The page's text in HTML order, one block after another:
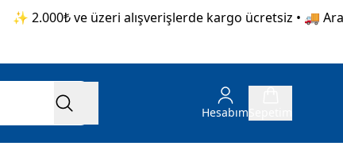
✨ 2.000₺ ve üzeri alışverişlerde kargo ücretsiz • 🚚
Hesabım